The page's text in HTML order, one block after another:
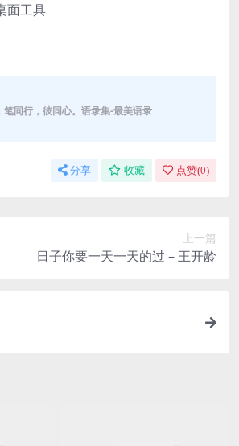
面工具
笔同行，彼同心。语录集-最美语录
分享 收藏 点赞(0)
上一篇
日子你要一天一天的过 – 王开龄